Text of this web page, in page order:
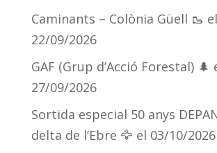
Caminants – Colònia Güell 🥾 el
22/09/2026
GAF (Grup d’Acció Forestal) 🌲
27/09/2026
Sortida especial 50 anys
delta de l’Ebre 🦅 el 03/10/2026